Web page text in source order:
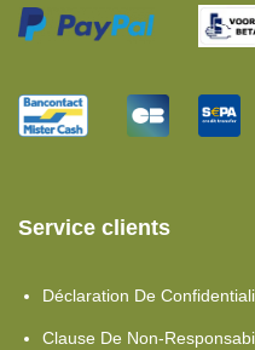
Service clients
Déclaration De
Clause De Non-